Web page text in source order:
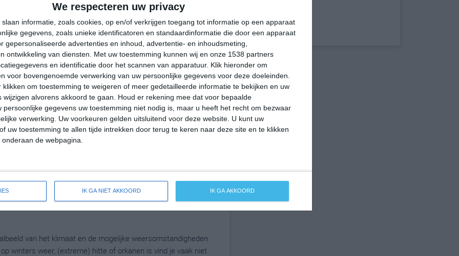
We respecteren uw privacy
slaan informatie, zoals cookies, op en/of verkrijgen toegang tot informatie op een apparaat
gegevens, zoals unieke identificatoren en standaardinformatie die door een apparaat
gepersonaliseerde advertenties en inhoud, advertentie- en inhoudsmeting,
ontwikkeling van diensten.
Met uw toestemming kunnen wij en onze 1538 partners
en identificatie door het scannen van apparatuur. Klik hieronder om
voor bovengenoemde verwerking van uw persoonlijke gegevens voor deze doeleinden.
klikken om toestemming te weigeren of meer gedetailleerde informatie te bekijken en uw
alvorens akkoord te gaan.
Houd er rekening mee dat voor bepaalde
persoonlijke gegevens uw toestemming niet nodig is, maar u heeft het recht om bezwaar
verwerking. Uw voorkeuren gelden uitsluitend voor deze website. U kunt uw
uw toestemming te allen tijde intrekken door terug te keren naar deze site en te klikken
de webpagina.
IK GA NIET AKKOORD IK GA AKKOORD
11
mm = | 101-200 mm = |meer dan 200 mm =
van het klimaat en de mogelijke weersomstandigheden
winters weer, (extreme) hitte of orkanen is vind je vaak niet